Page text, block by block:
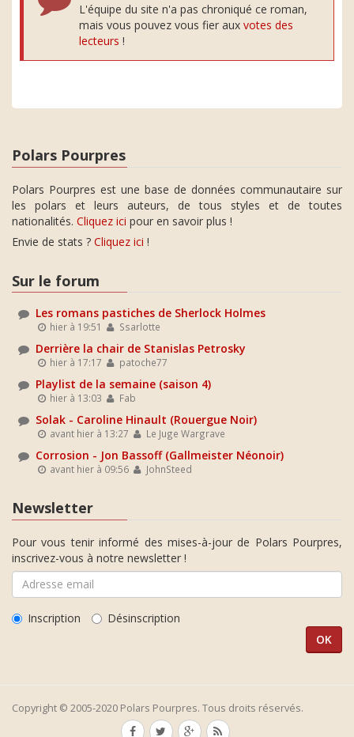
L'équipe du site n'a pas chroniqué ce roman,
mais vous pouvez vous fier aux votes des
lecteurs !
Polars Pourpres
Polars Pourpres est une base de données communautaire sur
les polars et leurs auteurs, de tous styles et de toutes
nationalités. Cliquez ici pour en savoir plus !
Envie de stats ? Cliquez ici !
Sur le forum
Les romans pastiches de Sherlock Holmes
hier à 19:51 Ssarlotte
Derrière la chair de Stanislas Petrosky
hier à 17:17 patoche77
Playlist de la semaine (saison 4)
hier à 13:03 Fab
Solak - Caroline Hinault (Rouergue Noir)
avant hier à 13:27 Le Juge Wargrave
Corrosion - Jon Bassoff (Gallmeister Néonoir)
avant hier à 09:56 JohnSteed
Newsletter
Pour vous tenir informé des mises-à-jour de Polars Pourpres,
inscrivez-vous à notre newsletter !
Inscription Désinscription
Copyright © 2005-2020 Polars Pourpres. Tous droits réservés.